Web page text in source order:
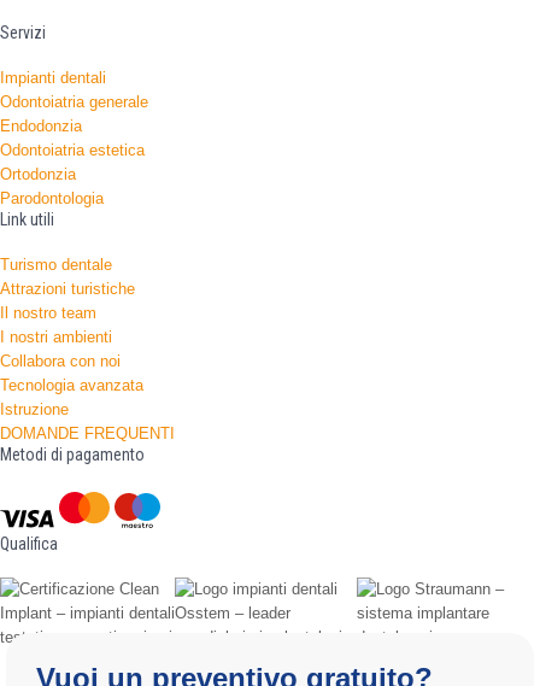
Servizi
Impianti dentali
Odontoiatria generale
Endodonzia
Odontoiatria estetica
Ortodonzia
Parodontologia
Link utili
Turismo dentale
Attrazioni turistiche
Il nostro team
I nostri ambienti
Collabora con noi
Tecnologia avanzata
Istruzione
DOMANDE FREQUENTI
Metodi di pagamento
Qualifica
Vuoi un preventivo gratuito?